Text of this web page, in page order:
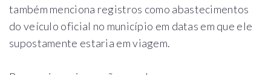
também menciona registros como abastecimentos
do veículo oficial no município em datas em que ele
supostamente estaria em viagem.